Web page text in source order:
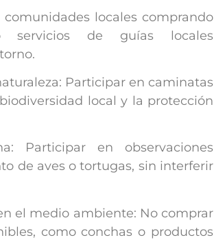
locales comprando
servicios de guías locales
Participar en caminatas
local y la protección
Participar en observaciones
de aves o tortugas, sin interferir
el medio ambiente: No comprar
como conchas o productos